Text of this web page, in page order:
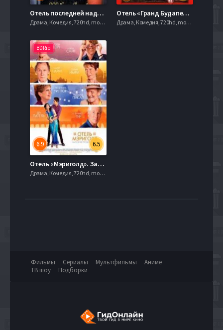
Отель последней надежды (2016)
Драма, Комедия, 720hd, mobilen,
Отель «Гранд Будапешт» (2014)
Драма, Комедия, 720hd, mobilen,
BDRip
6.5
6.9
Отель «Мэриголд». Заселение продолжается / Отель «Мэриголд»: Лучший из экзотических 2 (2015)
Драма, Комедия, 720hd, mobilen,
Фильмы Сериалы Мультфильмы
Аниме
ТВ шоу
Подборки